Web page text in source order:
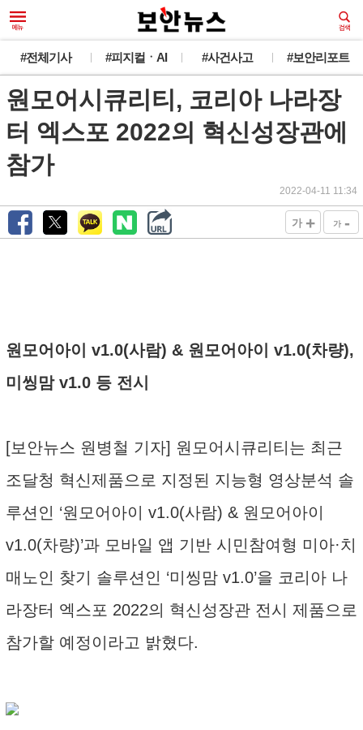
#전체기사 #피지컬ㆍAI #사건사고 #보안리포트
원모어시큐리티, 코리아 나라장
터 엑스포 2022의 혁신성장관에
참가
2022-04-11 11:34
가 + 가 -
원모어아이 v1.0(사람) & 원모어아이 v1.0(차량),
미씽맘 v1.0 등 전시
[보안뉴스 원병철 기자] 원모어시큐리티는 최근
조달청 혁신제품으로 지정된 지능형 영상분석 솔
루션인 ‘원모어아이 v1.0(사람) & 원모어아이
v1.0(차량)’과 모바일 앱 기반 시민참여형 미아·치
매노인 찾기 솔루션인 ‘미씽맘 v1.0’을 코리아 나
라장터 엑스포 2022의 혁신성장관 전시 제품으로
참가할 예정이라고 밝혔다.